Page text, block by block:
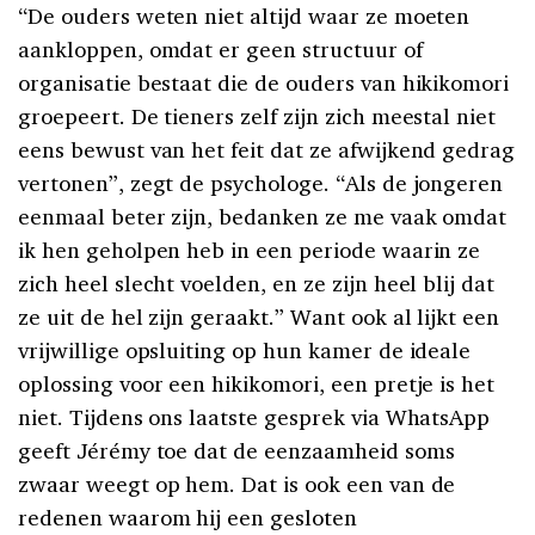
“De ouders weten niet altijd waar ze moeten
aankloppen, omdat er geen structuur of
organisatie bestaat die de ouders van hikikomori
groepeert. De tieners zelf zijn zich meestal niet
eens bewust van het feit dat ze afwijkend gedrag
vertonen”, zegt de psychologe. “Als de jongeren
eenmaal beter zijn, bedanken ze me vaak omdat
ik hen geholpen heb in een periode waarin ze
zich heel slecht voelden, en ze zijn heel blij dat
ze uit de hel zijn geraakt.” Want ook al lijkt een
vrijwillige opsluiting op hun kamer de ideale
oplossing voor een hikikomori, een pretje is het
niet. Tijdens ons laatste gesprek via WhatsApp
geeft Jérémy toe dat de eenzaamheid soms
zwaar weegt op hem. Dat is ook een van de
redenen waarom hij een gesloten